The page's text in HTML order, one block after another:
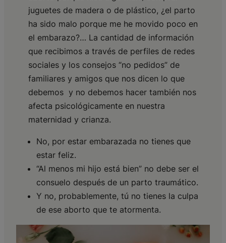
juguetes de madera o de plástico, ¿el parto
ha sido malo porque me he movido poco en
el embarazo?… La cantidad de información
que recibimos a través de perfiles de redes
sociales y los consejos “no pedidos” de
familiares y amigos que nos dicen lo que
debemos y no debemos hacer también nos
afecta psicológicamente en nuestra
maternidad y crianza.
No, por estar embarazada no tienes que
estar feliz.
“Al menos mi hijo está bien” no debe ser el
consuelo después de un parto traumático.
Y no, probablemente, tú no tienes la culpa
de ese aborto que te atormenta.